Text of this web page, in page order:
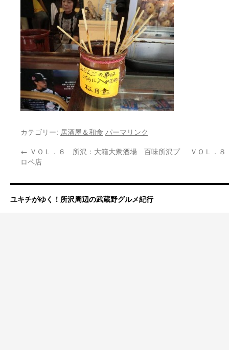
カテゴリー: 居酒屋＆和食 パーマリンク
← ＶＯＬ．６ 所沢：大箱大衆酒場 百味所沢プ
ロペ店
ＶＯＬ．
ユキチがゆく！所沢周辺の武蔵野グルメ紀行